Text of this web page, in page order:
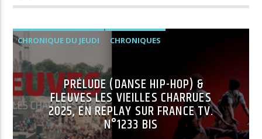
CHRONIQUE DU JEUDI
CHRONIQUES
VIDÉOS
PRÉLUDE (DANSE HIP-HOP) &
FLEUVES LES VIEILLES CHARRUES
2025, EN REPLAY SUR FRANCE TV.
N°1233 BIS